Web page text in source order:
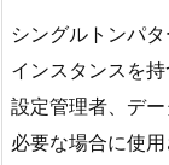
ス
ク
シングルトンパ
インスタンスを
設定管理者、デ
必要な場合に使